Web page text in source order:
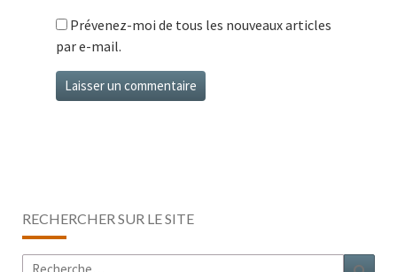
Prévenez-moi de tous les nouveaux articles
par e-mail.
RECHERCHER SUR LE SITE
Rechercher :